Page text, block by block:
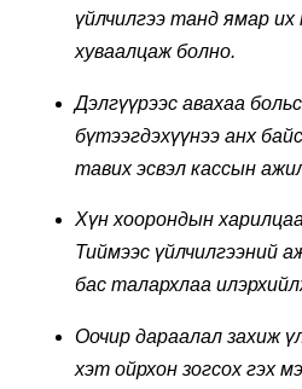
үйлчилгээ танд ямар
хуваалцаж болно.
Дэлгүүрээс авахаа
бүтээгдэхүүнээ анх
тавих эсвэл кассын
Хүн хоорондын
Тиймээс үйлчилгээний
бас талархлаа
Оочир дараалал захиж
хэт ойрхон зогсох гэх